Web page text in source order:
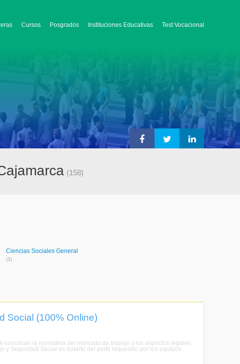
Cursos Posgrados Instituciones Educativas Test Vocacional
(158)
Ciencias Sociales General
(3)
Social (100% Online)
la normativa del mercado de trabajo y los aspectos legales
y Seguridad Social es dotarte del perfil requerido por los equipos